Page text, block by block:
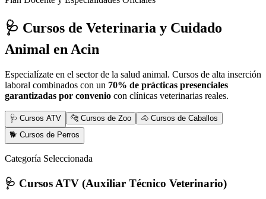
🩺 Cursos de Veterinaria y Cuidado
Animal en Acin
Especialízate en el sector de la salud animal. Cursos de alta inserción
laboral combinados con un 70% de prácticas presenciales
garantizadas por convenio con clínicas veterinarias reales.
🩺 Cursos ATV 🐆 Cursos de Zoo
🐴 Cursos de Caballos
🐕 Cursos de Perros
Categoría Seleccionada
🩺 Cursos ATV (Auxiliar Técnico Veterinario)